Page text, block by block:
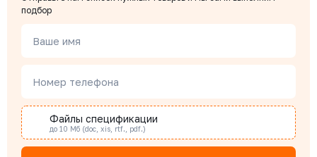
Чердаков Александр
Специалист отдела снабжения
Бондарюк Евгения
Специалист отдела продаж
подбор
Ваше имя
Номер телефона
Файлы спецификации
до 10 Мб (doc, xis, rtf., pdf.)